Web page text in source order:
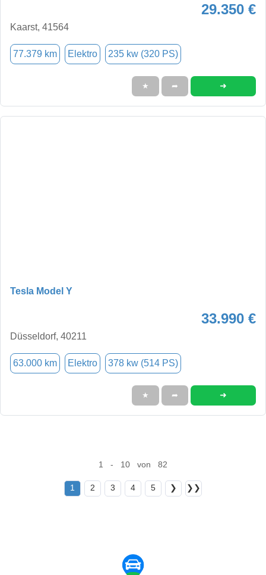
29.350 €
Kaarst, 41564
77.379 km Elektro 235 kw (320 PS)
★ ➦ ➜
Tesla Model Y
33.990 €
Düsseldorf, 40211
63.000 km Elektro 378 kw (514 PS)
★ ➦ ➜
1 - 10 von 82
1 2 3 4 5 ❯ ❯❯